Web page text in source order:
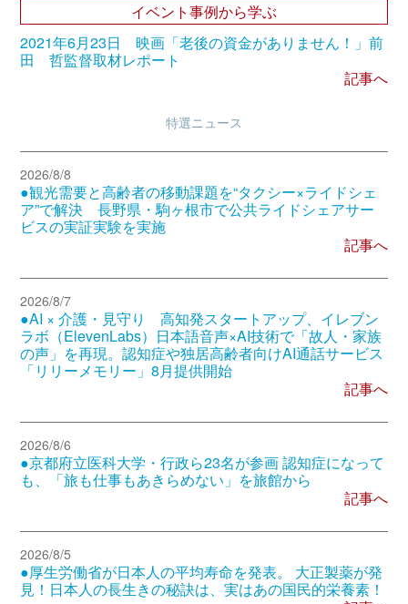
イベント事例から学ぶ
2021年6月23日 映画「老後の資金がありません！」前
田 哲監督取材レポート
記事へ
特選ニュース
2026/8/8
●観光需要と高齢者の移動課題を“タクシー×ライドシェ
ア”で解決 長野県・駒ヶ根市で公共ライドシェアサー
ビスの実証実験を実施
記事へ
2026/8/7
●AI × 介護・見守り 高知発スタートアップ、イレブン
ラボ（ElevenLabs）日本語音声×AI技術で「故人・家族
の声」を再現。認知症や独居高齢者向けAI通話サービス
「リリーメモリー」8月提供開始
記事へ
2026/8/6
●京都府立医科大学・行政ら23名が参画 認知症になって
も、「旅も仕事もあきらめない」を旅館から
記事へ
2026/8/5
●厚生労働省が日本人の平均寿命を発表。 大正製薬が発
見！日本人の長生きの秘訣は、実はあの国民的栄養素！